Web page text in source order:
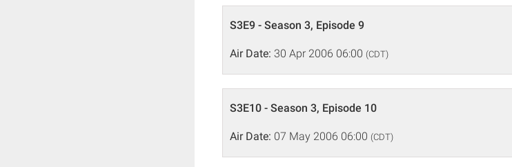
S3E9 - Season 3, Episode 9
Air Date: 30 Apr 2006 06:00 (CDT)
S3E10 - Season 3, Episode 10
Air Date: 07 May 2006 06:00 (CDT)